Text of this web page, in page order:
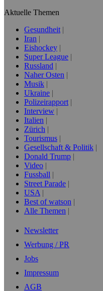
Aktuelle Themen
Gesundheit
Iran
Eishockey
Super League
Russland
Naher Osten
Musik
Ukraine
Polizeirapport
Interview
Italien
Zürich
Tourismus
Gesellschaft & Politik
Donald Trump
Video
Fussball
Street Parade
USA
Best of watson
Alle Themen
Newsletter
Werbung / PR
Jobs
Impressum
AGB